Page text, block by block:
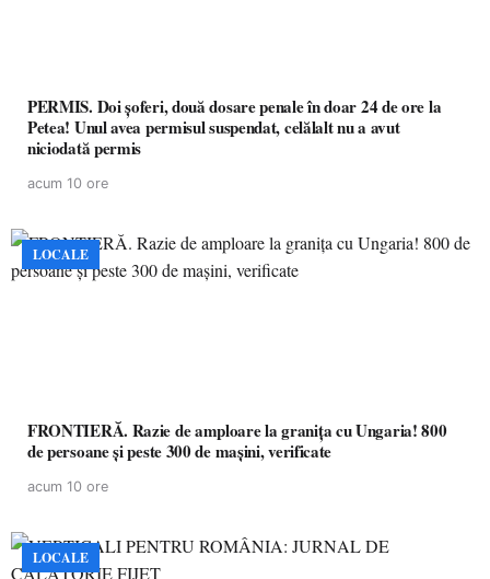
PERMIS. Doi șoferi, două dosare penale în doar 24 de ore la
Petea! Unul avea permisul suspendat, celălalt nu a avut
niciodată permis
acum 10 ore
LOCALE
FRONTIERĂ. Razie de amploare la granița cu Ungaria! 800
de persoane și peste 300 de mașini, verificate
acum 10 ore
LOCALE